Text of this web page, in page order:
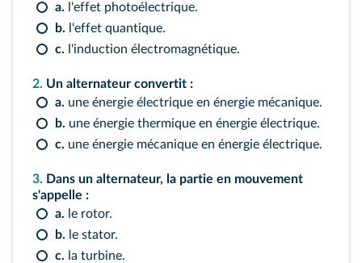
a.
l'effet photoélectrique.
b.
l'effet quantique.
c.
l'induction électromagnétique.
2. Un alternateur convertit :
a. une énergie électrique en énergie mécanique.
b. une énergie thermique en énergie électrique.
c. une énergie mécanique en énergie électrique.
3. Dans un alternateur, la partie en mouvement
s'appelle :
a. le rotor.
b. le stator.
c. la turbine.